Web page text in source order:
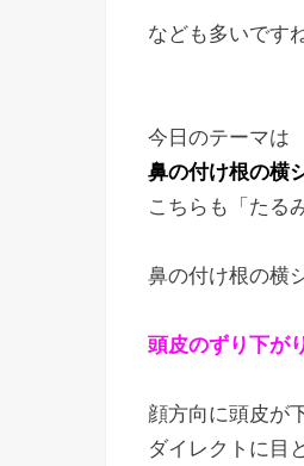
なども多いですね
今日のテーマは
鼻の付け根の横
こちらも「たる
鼻の付け根の横
頭皮のずり下が
顔方向に頭皮が
ダイレクトに目